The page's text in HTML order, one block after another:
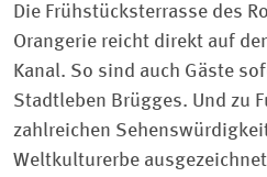
Die Frühstücksterrasse des
Orangerie reicht direkt auf
Kanal. So sind auch Gäste
Stadtleben Brügges. Und zu
zahlreichen
Weltkulturerbe